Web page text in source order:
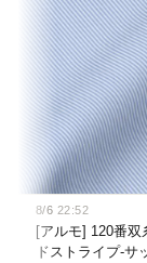
8/6 22:52
[アルモ] 120番双
ドストライプ-サ